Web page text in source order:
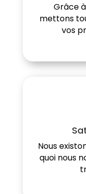
Grâce
mettons
vos
Nous
quoi nous